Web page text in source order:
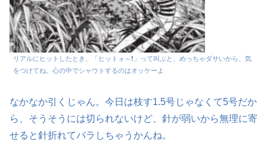
リアルにヒットしたとき、「ヒットォ～❗」って叫ぶと、めっちゃダサいから、気
をつけてね。心の中でシャウトするのはオッケーよ
なかなか引くじゃん。今日は枝す1.5号じゃなくて5号だか
ら、そうそうには切られないけど、針が弱いから無理に寄
せると針折れてバラしちゃうかんね。